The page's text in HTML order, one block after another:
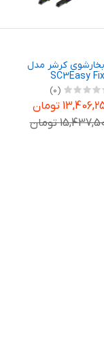
بخارشوی کرشر مدل
SC3Easy Fix
(0)
تومان
تومان